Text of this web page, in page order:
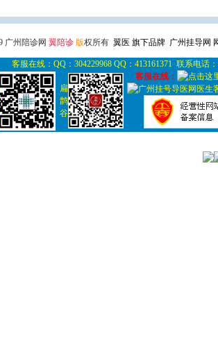
广州陪诊网 翼陪诊 版权所有 翼医 旗下品牌 广州挂导网
客服在线：QQ：304229968 QQ：413161371 联系电话
扁
鹊
谷
客服在线：